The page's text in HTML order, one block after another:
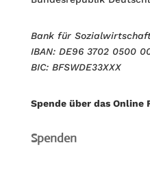
Bank für
IBAN: DE96 3702 0500
BIC: BFSWDE33XXX
Spende über das Online
Spenden